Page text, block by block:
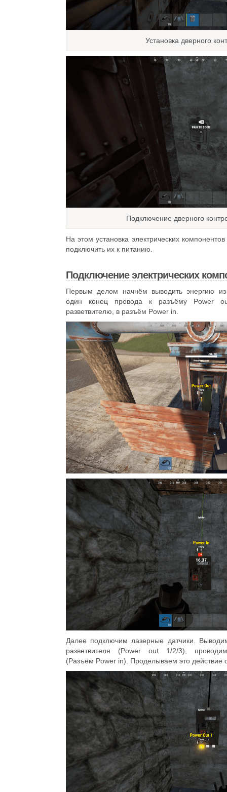
Установка дверного
Подключение дверного
На этом установка электрических
подключить их к питанию.
Подключение электрических
Первым делом начнём выводить энергию из
один конец провода к разъёму Power
разветвителю, в разъём Power in.
Далее подключим лазерные датчики.
разветвителя (Power out 1/2/3),
(Разъём Power in). Проделываем это действие